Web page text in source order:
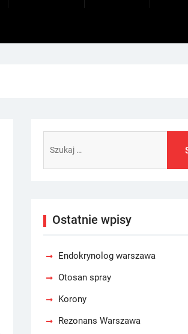
Ostatnie wpisy
Endokrynolog warszawa
Otosan spray
Korony
Rezonans Warszawa